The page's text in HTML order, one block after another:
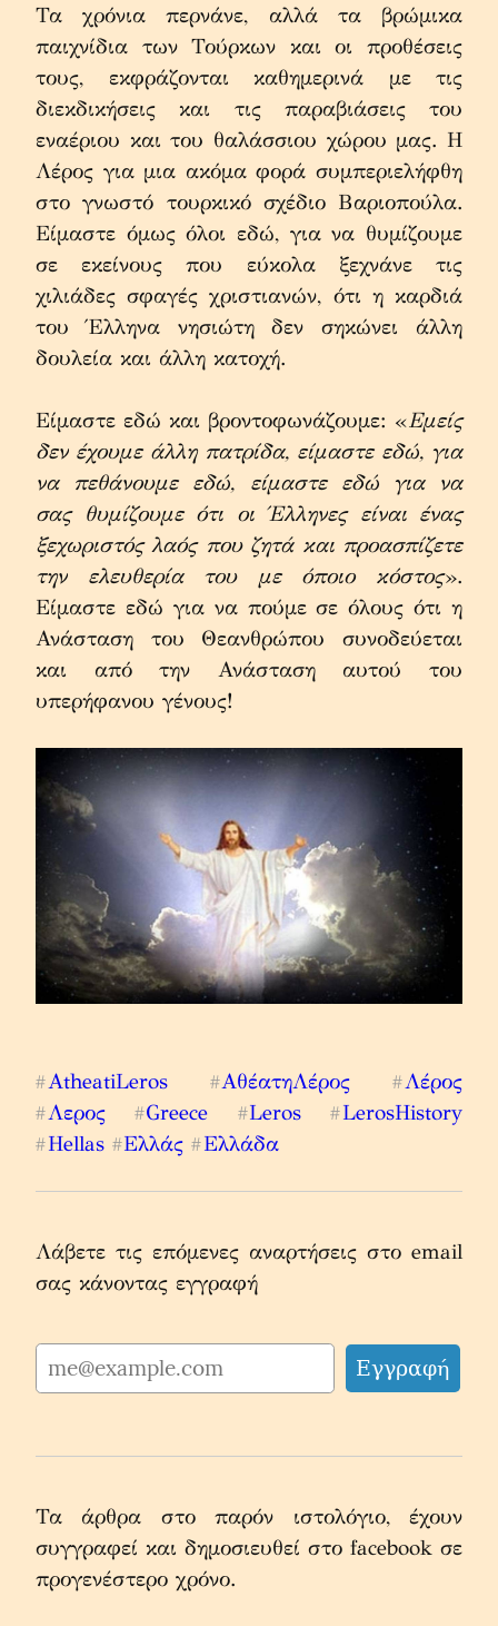
Τα χρόνια περνάνε, αλλά τα βρώμικα
παιχνίδια των Τούρκων και οι προθέσεις
τους, εκφράζονται καθημερινά με τις
διεκδικήσεις και τις παραβιάσεις του
εναέριου και του θαλάσσιου χώρου μας. Η
Λέρος για μια ακόμα φορά συμπεριελήφθη
στο γνωστό τουρκικό σχέδιο Βαριοπούλα.
Είμαστε όμως όλοι εδώ, για να θυμίζουμε
σε εκείνους που εύκολα ξεχνάνε τις
χιλιάδες σφαγές χριστιανών, ότι η καρδιά
του Έλληνα νησιώτη δεν σηκώνει άλλη
δουλεία και άλλη κατοχή.
Είμαστε εδώ και βροντοφωνάζουμε: «Εμείς
δεν έχουμε άλλη πατρίδα, είμαστε εδώ, για
να πεθάνουμε εδώ, είμαστε εδώ για να
σας θυμίζουμε ότι οι Έλληνες είναι ένας
ξεχωριστός λαός που ζητά και προασπίζετε
την ελευθερία του με όποιο κόστος».
Είμαστε εδώ για να πούμε σε όλους ότι η
Ανάσταση του Θεανθρώπου συνοδεύεται
και από την Ανάσταση αυτού του
υπερήφανου γένους!
#AtheatiLeros #ΑθέατηΛέρος #Λέρος
#Λερος #Greece #Leros #LerosHistory
#Hellas #Ελλάς #Ελλάδα
Λάβετε τις επόμενες αναρτήσεις στο email
σας κάνοντας εγγραφή
Τα άρθρα στο παρόν ιστολόγιο, έχουν
συγγραφεί και δημοσιευθεί στο facebook σε
προγενέστερο χρόνο.